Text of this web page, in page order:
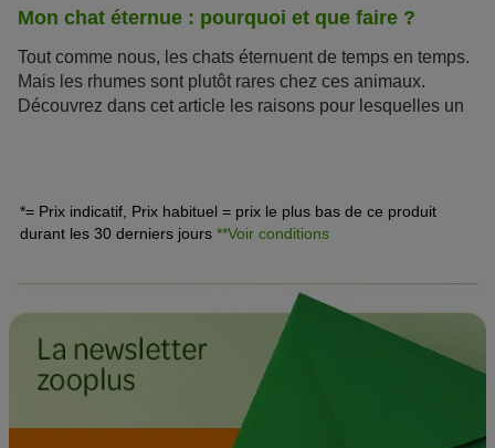
Mon chat éternue : pourquoi et que faire ?
Tout comme nous, les chats éternuent de temps en temps.
Mais les rhumes sont plutôt rares chez ces animaux.
Découvrez dans cet article les raisons pour lesquelles un
*= Prix indicatif, Prix habituel = prix le plus bas de ce produit
durant les 30 derniers jours **Voir conditions